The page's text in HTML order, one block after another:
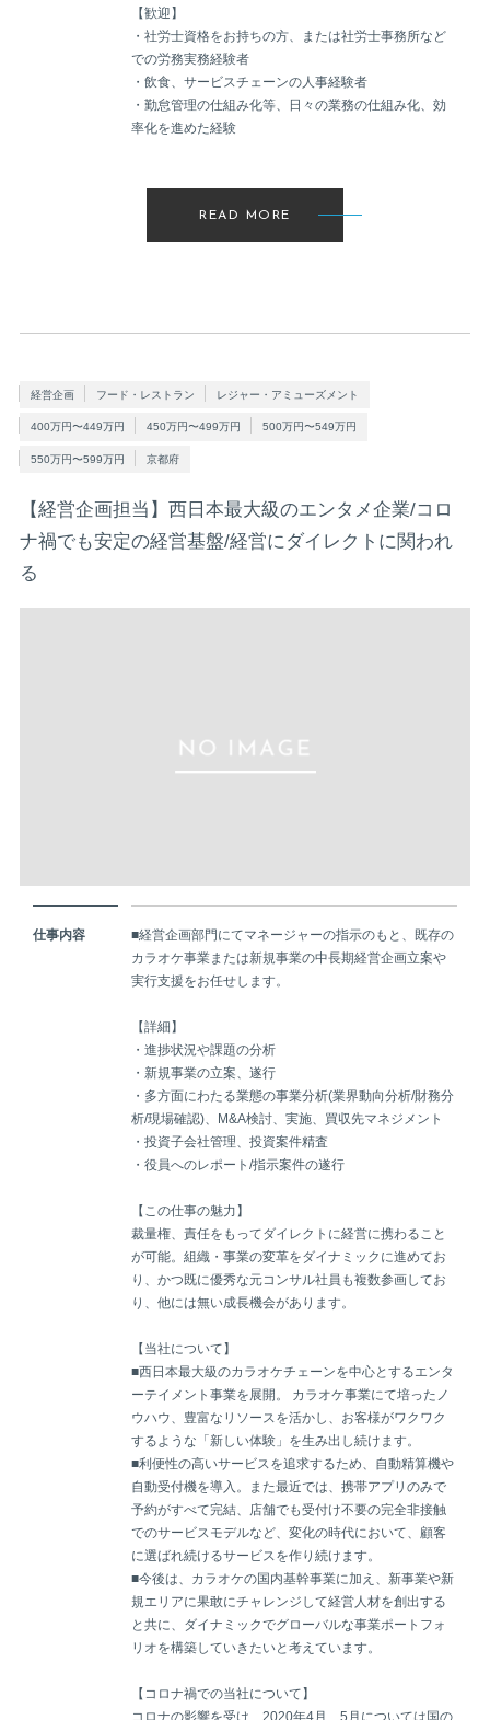
【歓迎】
・社労士資格をお持ちの方、または社労士事務所など
での労務実務経験者
・飲食、サービスチェーンの人事経験者
・勤怠管理の仕組み化等、日々の業務の仕組み化、効
率化を進めた経験
READ MORE
経営企画 フード・レストラン レジャー・アミューズメント
400万円〜449万円 450万円〜499万円 500万円〜549万円
550万円〜599万円 京都府
【経営企画担当】西日本最大級のエンタメ企業/コロ
ナ禍でも安定の経営基盤/経営にダイレクトに関われ
る
仕事内容
■経営企画部門にてマネージャーの指示のもと、既存の
カラオケ事業または新規事業の中長期経営企画立案や
実行支援をお任せします。
【詳細】
・進捗状況や課題の分析
・新規事業の立案、遂行
・多方面にわたる業態の事業分析(業界動向分析/財務分
析/現場確認)、M&A検討、実施、買収先マネジメント
・投資子会社管理、投資案件精査
・役員へのレポート/指示案件の遂行
【この仕事の魅力】
裁量権、責任をもってダイレクトに経営に携わること
が可能。組織・事業の変革をダイナミックに進めてお
り、かつ既に優秀な元コンサル社員も複数参画してお
り、他には無い成長機会があります。
【当社について】
■西日本最大級のカラオケチェーンを中心とするエンタ
ーテイメント事業を展開。 カラオケ事業にて培ったノ
ウハウ、豊富なリソースを活かし、お客様がワクワク
するような「新しい体験」を生み出し続けます。
■利便性の高いサービスを追求するため、自動精算機や
自動受付機を導入。また最近では、携帯アプリのみで
予約がすべて完結、店舗でも受付け不要の完全非接触
でのサービスモデルなど、変化の時代において、顧客
に選ばれ続けるサービスを作り続けます。
■今後は、カラオケの国内基幹事業に加え、新事業や新
規エリアに果敢にチャレンジして経営人材を創出する
と共に、ダイナミックでグローバルな事業ポートフォ
リオを構築していきたいと考えています。
【コロナ禍での当社について】
コロナの影響を受け、2020年4月、5月については国の